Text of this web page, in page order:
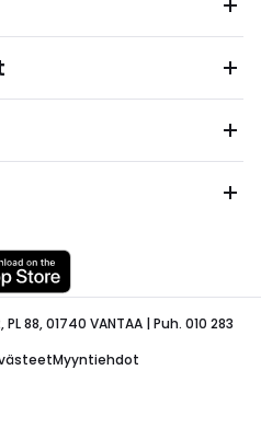
88, 01740 VANTAA | Puh. 010 283
Myyntiehdot